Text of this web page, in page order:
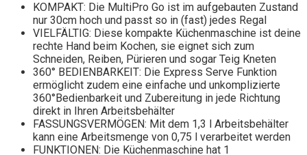
KOMPAKT: Die MultiPro Go ist im aufgebauten Zustand
nur 30cm hoch und passt so in (fast) jedes Regal
VIELFÄLTIG: Diese kompakte Küchenmaschine ist deine
rechte Hand beim Kochen, sie eignet sich zum
Schneiden, Reiben, Pürieren und sogar Teig Kneten
360° BEDIENBARKEIT: Die Express Serve Funktion
ermöglicht zudem eine einfache und unkomplizierte
360°Bedienbarkeit und Zubereitung in jede Richtung
direkt in Ihren Arbeitsbehälter
FASSUNGSVERMÖGEN: Mit dem 1,3 l Arbeitsbehälter
kann eine Arbeitsmenge von 0,75 l verarbeitet werden
FUNKTIONEN: Die Küchenmaschine hat 1